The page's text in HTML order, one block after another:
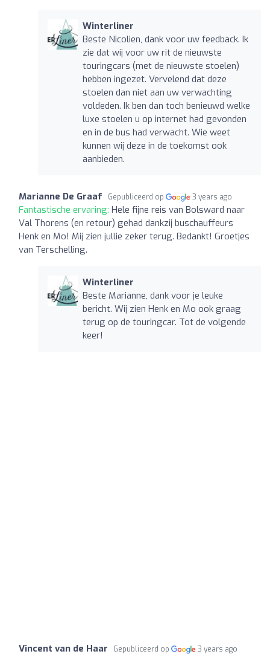
Winterliner
Beste Nicolien, dank voor uw feedback. Ik
zie dat wij voor uw rit de nieuwste
touringcars (met de nieuwste stoelen)
hebben ingezet. Vervelend dat deze
stoelen dan niet aan uw verwachting
voldeden. Ik ben dan toch benieuwd welke
luxe stoelen u op internet had gevonden
en in de bus had verwacht. Wie weet
kunnen wij deze in de toekomst ook
aanbieden.
Marianne De Graaf Gepubliceerd op 3 years ago
Fantastische ervaring: Hele fijne reis van Bolsward naar
Val Thorens (en retour) gehad dankzij buschauffeurs
Henk en Mo! Mij zien jullie zeker terug. Bedankt! Groetjes
van Terschelling.
Winterliner
Beste Marianne, dank voor je leuke
bericht. Wij zien Henk en Mo ook graag
terug op de touringcar. Tot de volgende
keer!
Vincent van de Haar Gepubliceerd op 3 years ago